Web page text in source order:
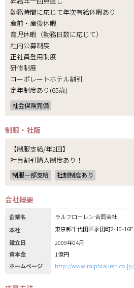
勤務時間に応じて年次有給休暇あり
産前・産後休暇
育児休暇（勤務日数に応じて）
社内公募制度
正社員登用制度
研修制度
コーポレートホテル割引
定年制度あり(65歳)
社会保険完備
制服・社販
【制服支給/年2回】
社員割引購入制度あり！
制服一部支給 社割制度あり
会社概要
企業名
ラルフローレン 合同会社
本社
東京都千代田区永田町2-10-16F
設立日
2009年04月
資本金
1億円
ホームページ
http://www.ralphlauren.co.jp/